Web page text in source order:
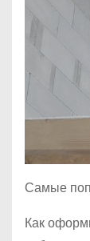
Самые
Как